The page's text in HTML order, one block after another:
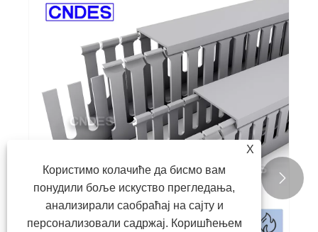

X
Користимо колачиће да бисмо вам
понудили боље искуство прегледања,
анализирали саобраћај на сајту и
персонализовали садржај. Коришћењем